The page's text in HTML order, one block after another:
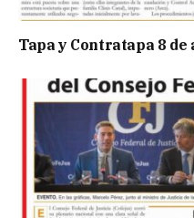
Tapa y Contratapa 8 de